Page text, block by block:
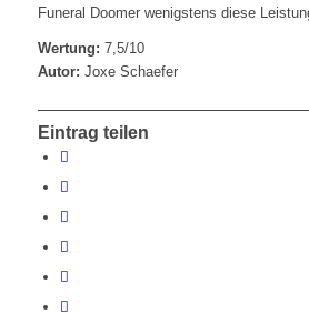
Funeral Doomer wenigstens diese
Wertung: 7,5/10
Autor: Joxe Schaefer
Eintrag teilen